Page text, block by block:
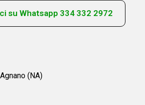
su Whatsapp 334 332 2972
(NA)